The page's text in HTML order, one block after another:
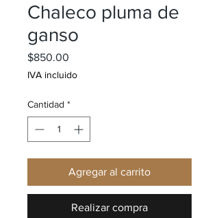
Chaleco pluma de
ganso
$850.00
IVA incluido
Cantidad *
Agregar al carrito
Realizar compra